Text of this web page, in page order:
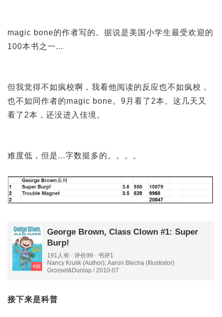
magic bone的作者写的。据说是美国小学生最受欢迎的
100本书之一...
但我觉得不如疯校啊，我看他阅读的反应也不如疯校，
也不如同作者的magic bone。9月看了2本。这几天又
看了2本，还没进入佳境。
难度低，但是...字数挺多的。。。。
6级
George Brown, Class Clown #1: Super
Burp!
191人有 · 评价99 · 书评1
Nancy Krulik (Author); Aaron Blecha (Illustrator)
Grosset&Dunlap / 2010-07
接下来是科普